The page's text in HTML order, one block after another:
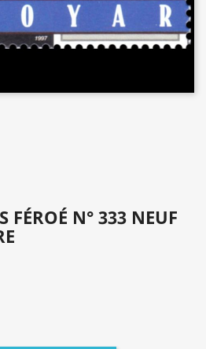
FÉROÉ N° 333 NEUF